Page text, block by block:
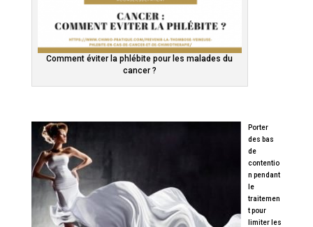
Comment éviter la phlébite pour les malades du
cancer ?
Porter
des bas
de
contentio
n pendant
le
traitemen
t pour
limiter les